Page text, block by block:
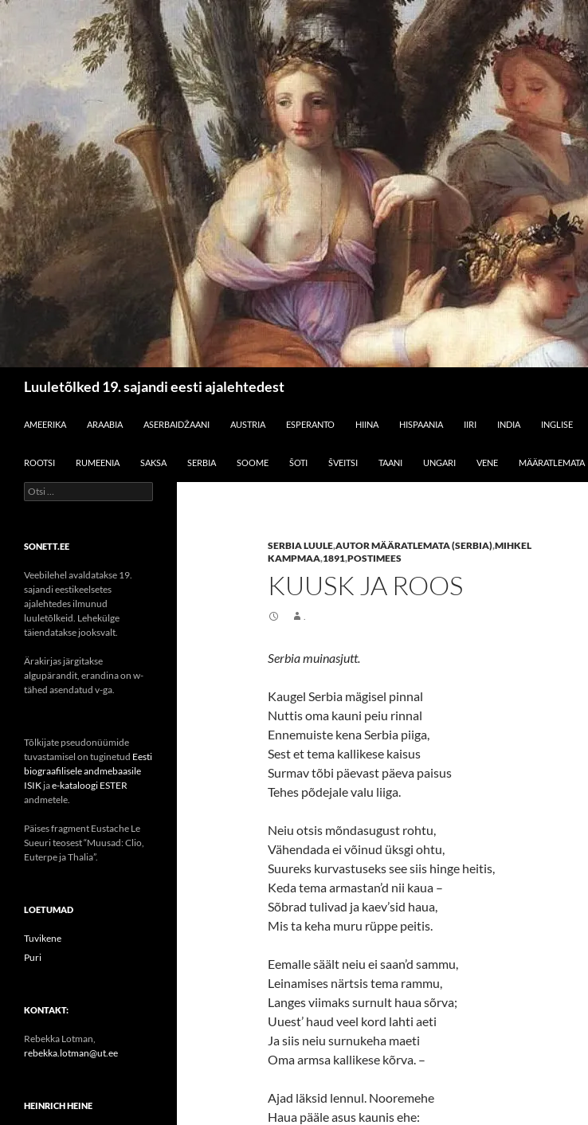
Luuletõlked 19. sajandi eesti ajalehtedest
AMEERIKA
ARAABIA ASERBAIDŽAANI AUSTRIA ESPERANTO HIINA HISPAANIA IIRI INDIA INGLISE
ROOTSI RUMEENIA SAKSA SERBIA SOOME ŠOTI ŠVEITSI TAANI UNGARI VENE MÄÄRATLEMATA
SERBIA LUULE,AUTOR MÄÄRATLEMATA (SERBIA),MIHKEL
KAMPMAA,1891,POSTIMEES
KUUSK JA ROOS
.
Serbia muinasjutt.
Kaugel Serbia mägisel pinnal
Nuttis oma kauni peiu rinnal
Ennemuiste kena Serbia piiga,
Sest et tema kallikese kaisus
Surmav tõbi päevast päeva paisus
Tehes põdejale valu liiga.
Neiu otsis mõndasugust rohtu,
Vähendada ei võinud üksgi ohtu,
Suureks kurvastuseks see siis hinge heitis,
Keda tema armastan’d nii kaua –
Sõbrad tulivad ja kaev’sid haua,
Mis ta keha muru rüppe peitis.
Eemalle säält neiu ei saan’d sammu,
Leinamises närtsis tema rammu,
Langes viimaks surnult haua sõrva;
Uuest’ haud veel kord lahti aeti
Ja siis neiu surnukeha maeti
Oma armsa kallikese kõrva. –
Ajad läksid lennul. Nooremehe
Haua pääle asus kaunis ehe:
Otsi:
SONETT.EE
Veebilehel avaldatakse 19.
sajandi eestikeelsetes
ajalehtedes ilmunud
luuletõlkeid. Lehekülge
täiendatakse jooksvalt.
Ärakirjas järgitakse
algupärandit, erandina on w-
tähed asendatud v-ga.
Tõlkijate pseudonüümide
tuvastamisel on tuginetud Eesti
biograafilisele andmebaasile
ISIK jae-kataloogi ESTER
andmetele.
Päises fragment Eustache Le
Sueuri teosest “Muusad: Clio,
Euterpe ja Thalia”.
LOETUMAD
Tuvikene
Puri
KONTAKT:
Rebekka Lotman,
rebekka.lotman@ut.ee
HEINRICH HEINE